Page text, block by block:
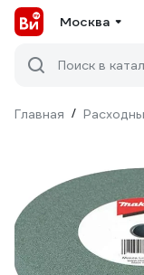
Москва
Поиск в
Главная /